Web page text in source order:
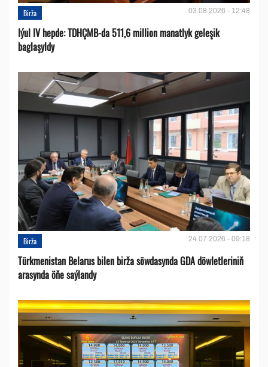
Birža 03.08.2026 - 12:48
Iýul IV hepde: TDHÇMB-da 511,6 million manatlyk geleşik
baglaşyldy
Birža 24.07.2026 - 09:18
Türkmenistan Belarus bilen birža söwdasynda GDA döwletleriniň
arasynda öňe saýlandy